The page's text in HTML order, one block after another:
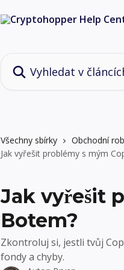
Všechny sbírky Obchodní
Jak vyřešit problémy s mým
Jak vyřešit
Botem?
Zkontroluj si, jestli tvůj
fondy a chyby.